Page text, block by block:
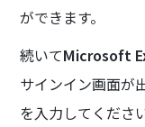
ができます。
続いてMicrosoft
サインイン画面が
を入力してくださ